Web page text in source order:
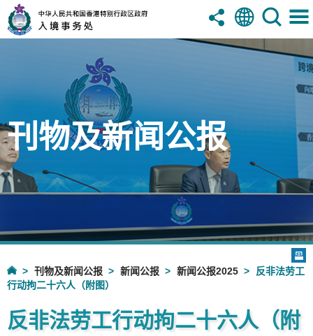
刊物及新闻公报
刊物及新闻公报 新闻公报 新闻公报2025
反非法劳工
行动拘二十六人（附图）
反非法劳工行动拘二十六人（附